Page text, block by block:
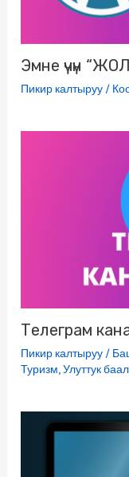
Эмне үчүн
Пикир калтыруу /
Телеграм
Пикир калтыруу /
Туризм,Улуттук